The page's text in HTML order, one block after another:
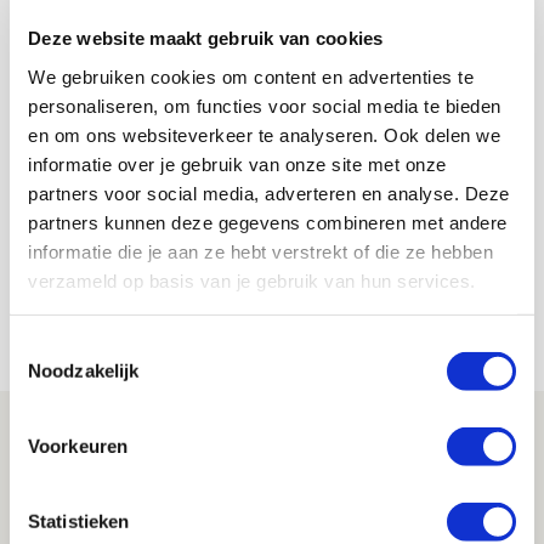
Deze website maakt gebruik van cookies
We gebruiken cookies om content en advertenties te
personaliseren, om functies voor social media te bieden
en om ons websiteverkeer te analyseren. Ook delen we
informatie over je gebruik van onze site met onze
partners voor social media, adverteren en analyse. Deze
partners kunnen deze gegevens combineren met andere
informatie die je aan ze hebt verstrekt of die ze hebben
verzameld op basis van je gebruik van hun services.
Noodzakelijk
Voorkeuren
Statistieken
Als er deze winter niets gebeurt, kijk ik in de zomer verder.
Het belangrijkste is dat ik rustig blijf en niet in paniek bij
een nieuwe club teken.”
De Redactie
Bekijk alle berichten van De Redactie
Drie dingen die je moet weten over PEC
NIEUWS